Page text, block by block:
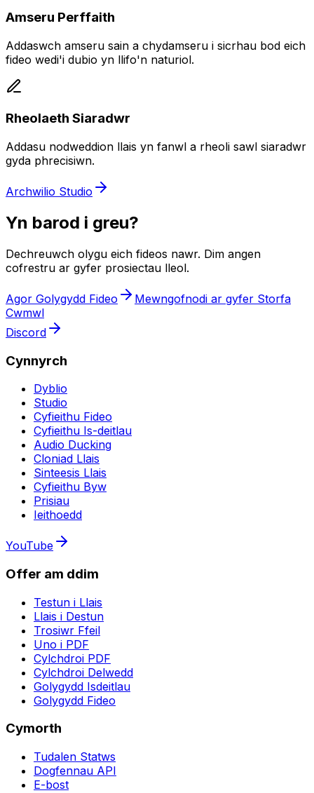
Amseru Perffaith
Addaswch amseru sain a chydamseru i sicrhau bod eich
fideo wedi'i dubio yn llifo'n naturiol.
Rheolaeth Siaradwr
Addasu nodweddion llais yn fanwl a rheoli sawl siaradwr
gyda phrecisiwn.
Archwilio Studio
Yn barod i greu?
Dechreuwch olygu eich fideos nawr. Dim angen
cofrestru ar gyfer prosiectau lleol.
Agor Golygydd Fideo
Mewngofnodi ar gyfer Storfa
Cwmwl
Discord
Cynnyrch
Dyblio
Studio
Cyfieithu Fideo
Cyfieithu Is-deitlau
Audio Ducking
Cloniad Llais
Sinteesis Llais
Cyfieithu Byw
Prisiau
Ieithoedd
YouTube
Offer am ddim
Testun i Llais
Llais i Destun
Trosiwr Ffeil
Uno i PDF
Cylchdroi PDF
Cylchdroi Delwedd
Golygydd Isdeitlau
Golygydd Fideo
Cymorth
Tudalen Statws
Dogfennau API
E-bost